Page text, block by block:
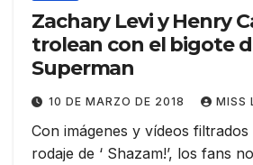
Zachary Levi y Henry
trolean con el bigote
Superman
10 DE MARZO DE 2018 MISS
Con imágenes y vídeos filtrados
rodaje de ‘ Shazam!’, los fans